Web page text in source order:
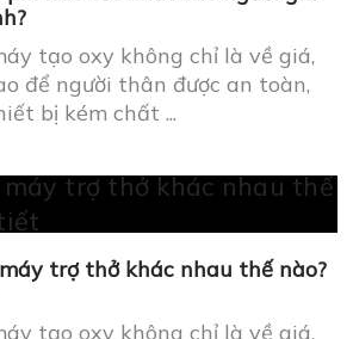
72, Tôn Thất Tùng, Đống Đa,
tầng 4, tòa nhà 88 Phạm
Đa, Hà Nội
đường 12A, Khu đô thị Him
- Info@medjin.vn
CHÍNH SÁCH MUA HÀNG
Chính sách bảo mật